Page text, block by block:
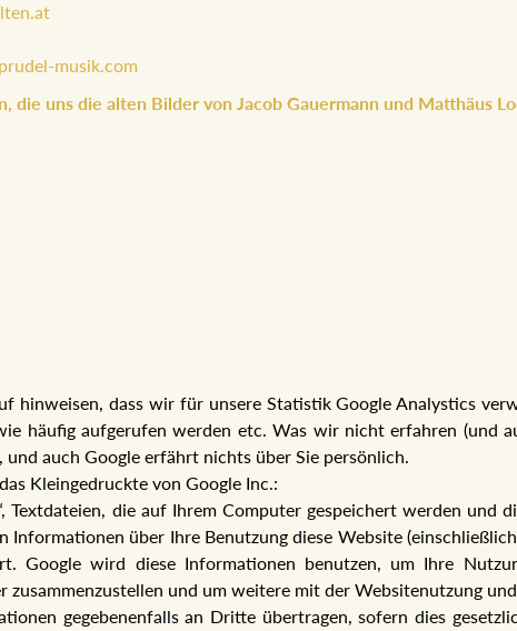
musik.com
die uns die alten Bilder von Jacob Gauermann und Matthäus
hinweisen, dass wir für unsere Statistik Google Analystics
häufig aufgerufen werden etc. Was wir nicht erfahren (und
auch Google erfährt nichts über Sie persönlich.
Kleingedruckte von Google Inc.:
Textdateien, die auf Ihrem Computer gespeichert werden und
über Ihre Benutzung diese Website
Google wird diese Informationen benutzen, um Ihre
und um weitere mit der Websitenutzung
gegebenenfalls an Dritte übertragen, sofern dies